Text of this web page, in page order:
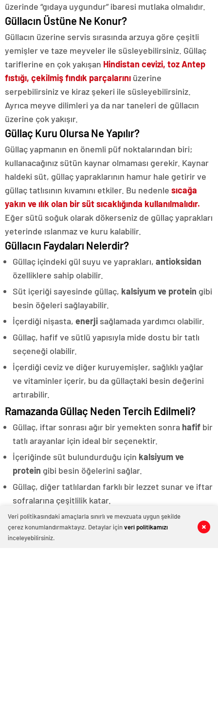
0 0
0 0
üzerinde “gıdaya uygundur” ibaresi mutlaka olmalıdır.
Güllacın Üstüne Ne Konur?
Güllacın üzerine servis sırasında arzuya göre çeşitli
yemişler ve taze meyveler ile süsleyebilirsiniz. Güllaç
tariflerine en çok yakışan Hindistan cevizi, toz Antep
fıstığı, çekilmiş fındık parçalarını üzerine
serpebilirsiniz ve kiraz şekeri ile süsleyebilirsiniz.
Ayrıca meyve dilimleri ya da nar taneleri de güllacın
üzerine çok yakışır.
Güllaç Kuru Olursa Ne Yapılır?
Güllaç yapmanın en önemli püf noktalarından biri;
kullanacağınız sütün kaynar olmaması gerekir. Kaynar
haldeki süt, güllaç yapraklarının hamur hale getirir ve
güllaç tatlısının kıvamını etkiler. Bu nedenle sıcağa
yakın ve ılık olan bir süt sıcaklığında kullanılmalıdır.
Eğer sütü soğuk olarak dökerseniz de güllaç yaprakları
yeterinde ıslanmaz ve kuru kalabilir.
Güllacın Faydaları Nelerdir?
Güllaç içindeki gül suyu ve yaprakları, antioksidan
özelliklere sahip olabilir.
Süt içeriği sayesinde güllaç, kalsiyum ve protein gibi
besin öğeleri sağlayabilir.
İçerdiği nişasta, enerji sağlamada yardımcı olabilir.
Güllaç, hafif ve sütlü yapısıyla mide dostu bir tatlı
seçeneği olabilir.
İçerdiği ceviz ve diğer kuruyemişler, sağlıklı yağlar
ve vitaminler içerir, bu da güllaçtaki besin değerini
artırabilir.
Ramazanda Güllaç Neden Tercih Edilmeli?
Güllaç, iftar sonrası ağır bir yemekten sonra hafif bir
tatlı arayanlar için ideal bir seçenektir.
İçeriğinde süt bulundurduğu için kalsiyum ve
protein gibi besin öğelerini sağlar.
Güllaç, diğer tatlılardan farklı bir lezzet sunar ve iftar
sofralarına çeşitlilik katar.
Güllaç yapımı oldukçabasitve hızlıdır, bu da iftara
yakın zamanda hızlıca hazırlanabilmesini sağlar.
Veri politikasındaki amaçlarla sınırlı ve mevzuata uygun şekilde
çerez konumlandırmaktayız. Detaylar içinveri politikamızı
inceleyebilirsiniz.